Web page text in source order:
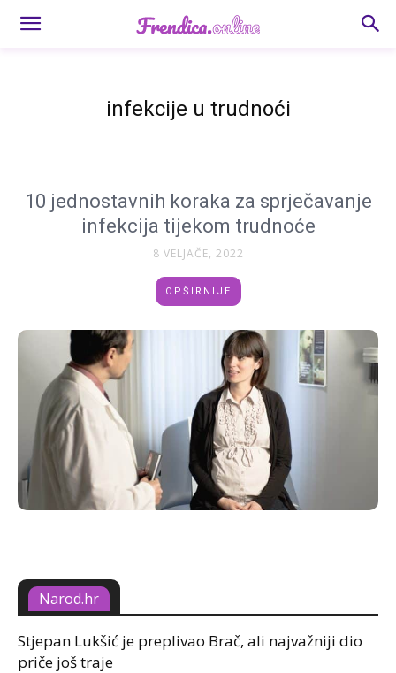
infekcije u trudnoći
10 jednostavnih koraka za sprječavanje
infekcija tijekom trudnoće
8 VELJAČE, 2022
OPŠIRNIJE
Narod.hr
Stjepan Lukšić je preplivao Brač, ali najvažniji dio
priče još traje